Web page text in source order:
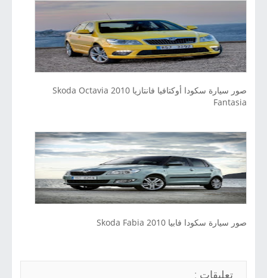
صور سيارة سكودا أوكتافيا فانتازيا 2010 Skoda Octavia
Fantasia
صور سيارة سكودا فابيا 2010 Skoda Fabia
تعليقات :